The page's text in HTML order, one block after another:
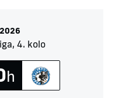
4. kolo
h